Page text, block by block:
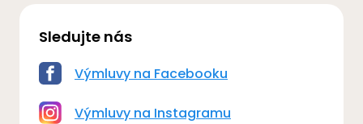
Sledujte nás
Výmluvy na Facebooku
Výmluvy na Instagramu